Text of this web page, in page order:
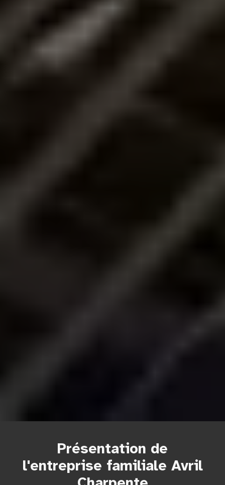
Présentation de
l'entreprise familiale Avril